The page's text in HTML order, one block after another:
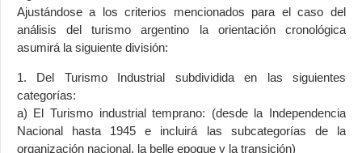
Ajustándose a los criterios mencionados para el caso del
análisis del turismo argentino la orientación cronológica
asumirá la siguiente división:
1. Del Turismo Industrial subdividida en las siguientes
categorías:
a) El Turismo industrial temprano: (desde la Independencia
Nacional hasta 1945 e incluirá las subcategorías de la
organización nacional, la belle epoque y la transición)